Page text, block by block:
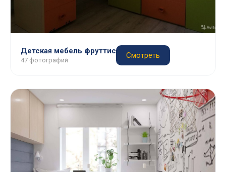
Детская мебель фруттис
47 фотографий
Смотреть